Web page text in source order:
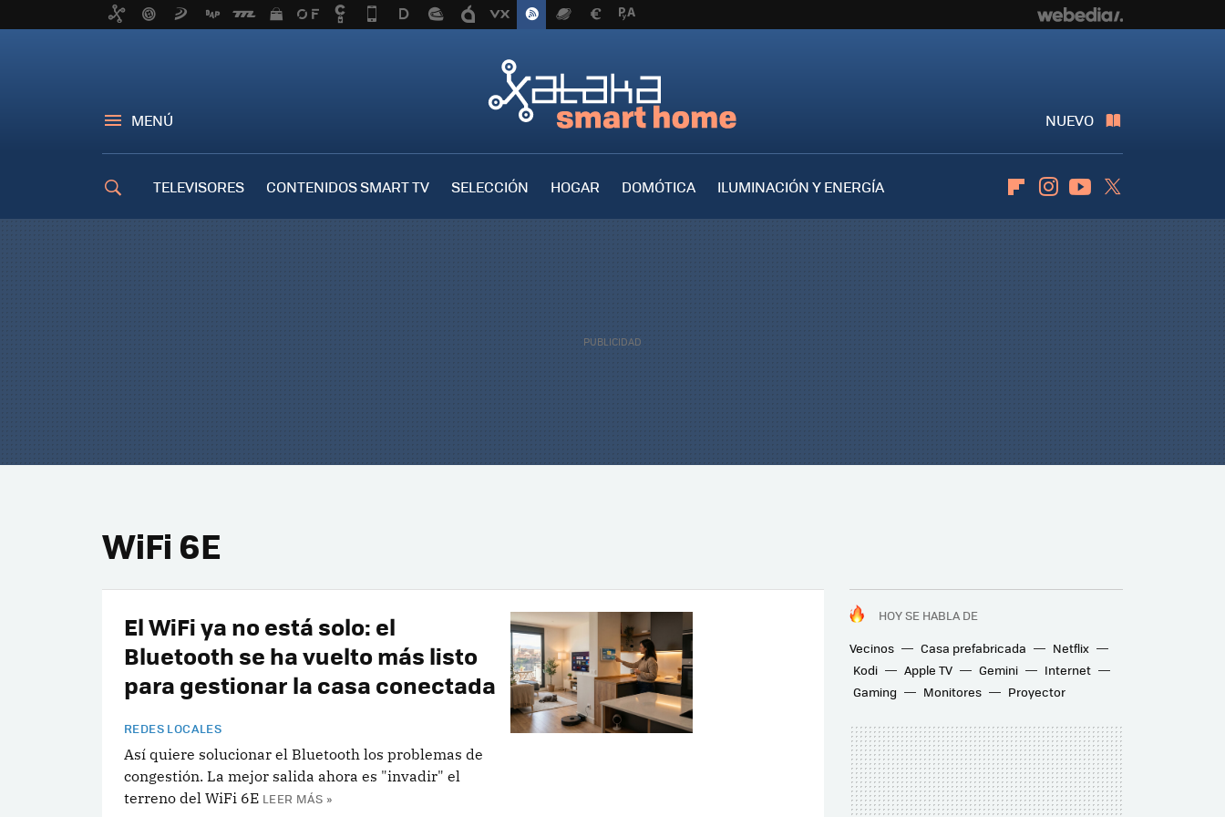
MENÚ NUEVO
TELEVISORES CONTENIDOS SMART TV SELECCIÓN HOGAR DOMÓTICA
ILUMINACIÓN Y ENERGÍA
FlipboardInstagramYoutube
WiFi 6E
HOY SE HABLA DE
Vecinos
Casa prefabricada
Netflix
Kodi
Apple TV Gemini
Internet
Gaming
Monitores Proyector
El WiFi ya no está solo: el
Bluetooth se ha vuelto más listo
para gestionar la casa conectada
REDES LOCALES
Así quiere solucionar el Bluetooth los problemas de
congestión. La mejor salida ahora es "invadir" el
terreno del WiFi 6E LEER MÁS »